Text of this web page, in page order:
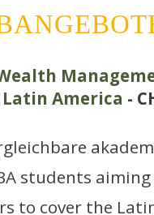
America -
students
to cover the